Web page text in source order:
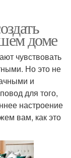
доме
чувствовать
Но это не
и
для того,
настроение
вам, как это